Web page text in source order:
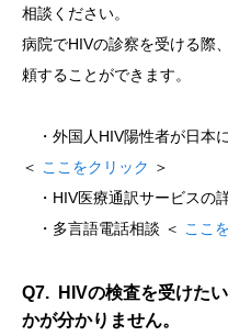
相談ください。
病院でHIVの診察を受ける際
頼することができます。
・外国人HIV陽性者が日本
＜ ここをクリック ＞
・HIV医療通訳サービスの
・多言語電話相談 ＜ ここ
Q7. HIVの検査を受けた
かが分かりません。